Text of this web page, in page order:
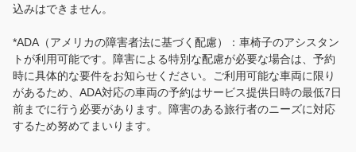
ご案内
会社案内
トラベル・エージェントの皆様へ
込みはできません。
*ADA（アメリカの障害者法に基づく配慮）：車椅子のアシスタン
トが利用可能です。障害による特別な配慮が必要な場合は、予約
時に具体的な要件をお知らせください。ご利用可能な車両に限り
があるため、ADA対応の車両の予約はサービス提供日時の最低7日
前までに行う必要があります。障害のある旅行者のニーズに対応
するため努めてまいります。